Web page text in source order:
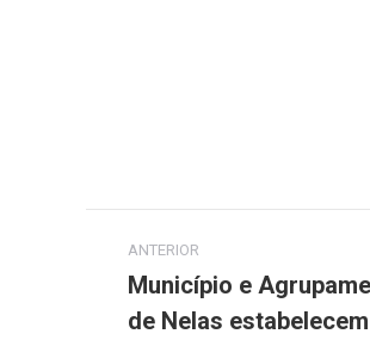
Post
navigation
ANTERIOR
Município e
de Nelas